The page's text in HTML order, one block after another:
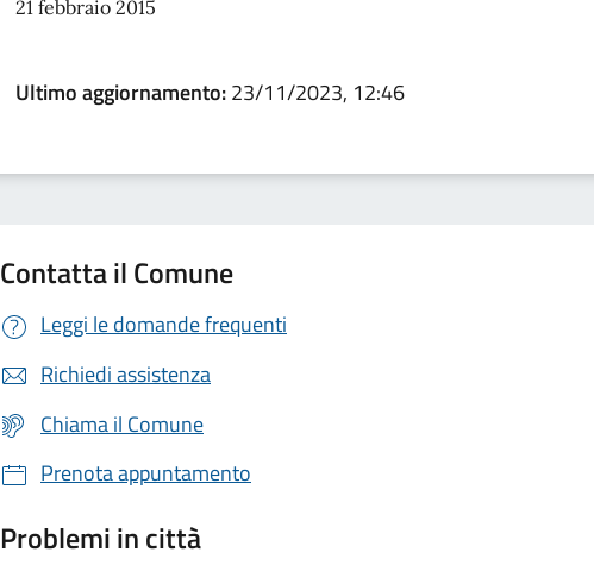
21 febbraio 2015
Ultimo aggiornamento:23/11/2023, 12:46
Contatta il Comune
Leggi le domande frequenti
Richiedi assistenza
Chiama il Comune
Prenota appuntamento
Problemi in città